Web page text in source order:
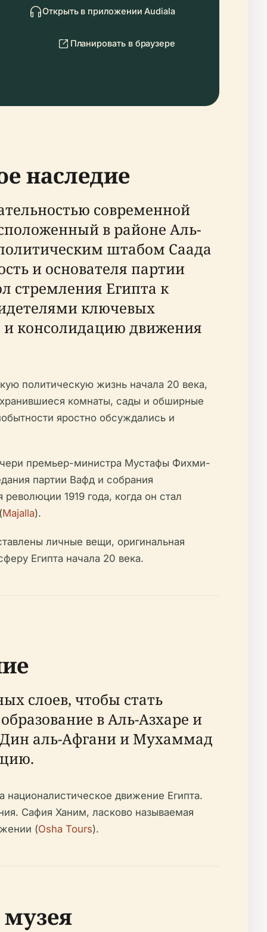
Открыть в приложении Audiala
Планировать в браузере
наследие
современной
в районе Аль-
штабом Саада
и основателя партии
стремления Египта к
ключевых
и консолидацию движения
политическую жизнь начала 20 века,
комнаты, сады и обширные
яростно обсуждались и
премьер-министра Мустафы Фихми-
партии Вафд и собрания
1919 года, когда он стал
Majalla).
личные вещи, оригинальная
Египта начала 20 века.
слоев, чтобы стать
в Аль-Азхаре и
аль-Афгани и Мухаммад
движение Египта.
Сафия Ханим, ласково называемая
(Osha Tours).